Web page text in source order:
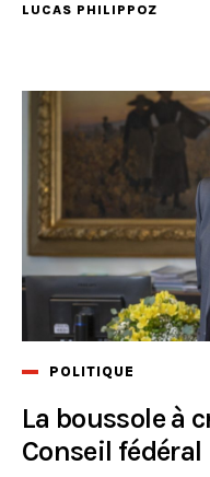
LUCAS PHILIPPOZ
POLITIQUE
La boussole à
Conseil fédéral